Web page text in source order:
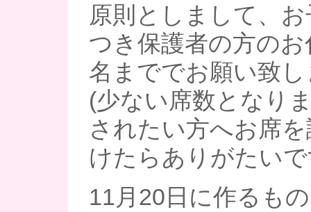
原則としまして、
つき保護者の方の
名まででお願い致
(少ない席数となり
されたい方へお席
けたらありがたい
11月20日に作るも